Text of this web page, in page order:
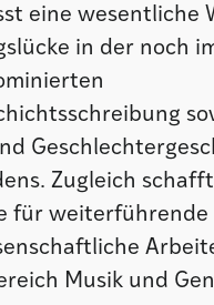
eine wesentliche
in der noch
Zugleich
für weiterführende
Musik und